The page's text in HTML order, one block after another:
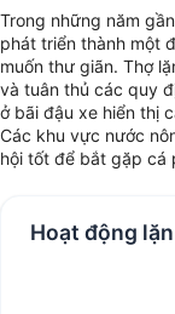
Trong những năm
phát triển thành một
muốn thư giãn. Thợ
và tuân thủ các quy
ở bãi đậu xe hiển thị
Các khu vực nước
hội tốt để bắt gặp cá
Hoạt động lặn